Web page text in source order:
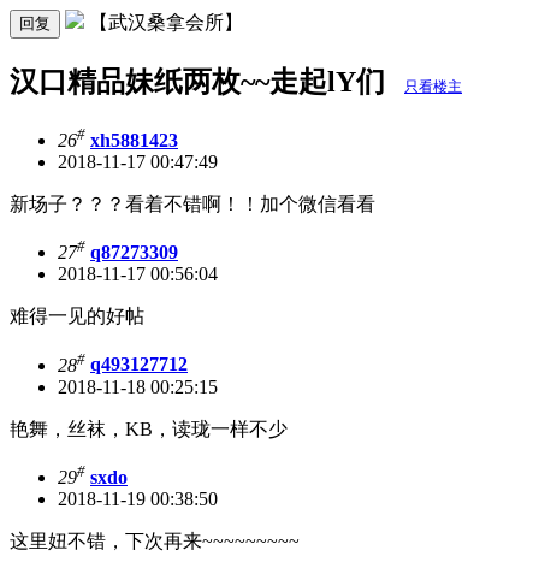
回复 【武汉桑拿会所】
汉口精品妹纸两枚~~走起lY们 只看楼主
26# xh5881423
2018-11-17 00:47:49
新场子？？？看着不错啊！！加个微信看看
27# q87273309
2018-11-17 00:56:04
难得一见的好帖
28# q493127712
2018-11-18 00:25:15
艳舞，丝袜，KB，读珑一样不少
29# sxdo
2018-11-19 00:38:50
这里妞不错，下次再来~~~~~~~~~